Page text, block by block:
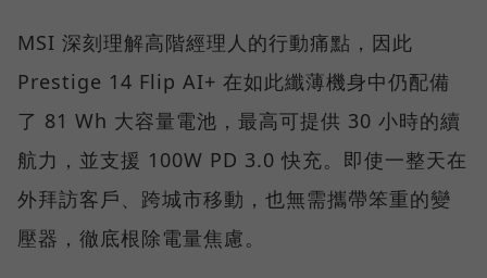
MSI 深刻理解高階經理人的行動痛點，因此
Prestige 14 Flip AI+ 在如此纖薄機身中仍配備
了 81 Wh 大容量電池，最高可提供 30 小時的續
航力，並支援 100W PD 3.0 快充。即使一整天在
外拜訪客戶、跨城市移動，也無需攜帶笨重的變
壓器，徹底根除電量焦慮。